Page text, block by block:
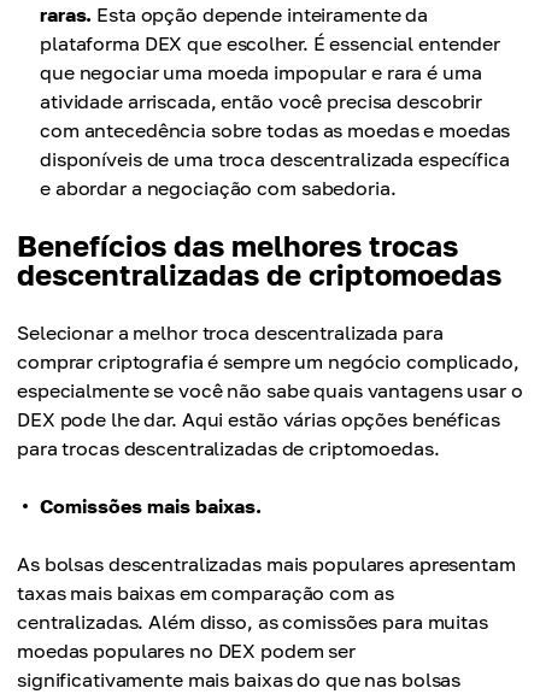
raras. Esta opção depende inteiramente da
plataforma DEX que escolher. É essencial entender
que negociar uma moeda impopular e rara é uma
atividade arriscada, então você precisa descobrir
com antecedência sobre todas as moedas e moedas
disponíveis de uma troca descentralizada específica
e abordar a negociação com sabedoria.
Benefícios das melhores trocas
descentralizadas de criptomoedas
Selecionar a melhor troca descentralizada para
comprar criptografia é sempre um negócio complicado,
especialmente se você não sabe quais vantagens usar o
DEX pode lhe dar. Aqui estão várias opções benéficas
para trocas descentralizadas de criptomoedas.
Comissões mais baixas.
As bolsas descentralizadas mais populares apresentam
taxas mais baixas em comparação com as
centralizadas. Além disso, as comissões para muitas
moedas populares no DEX podem ser
significativamente mais baixas do que nas bolsas